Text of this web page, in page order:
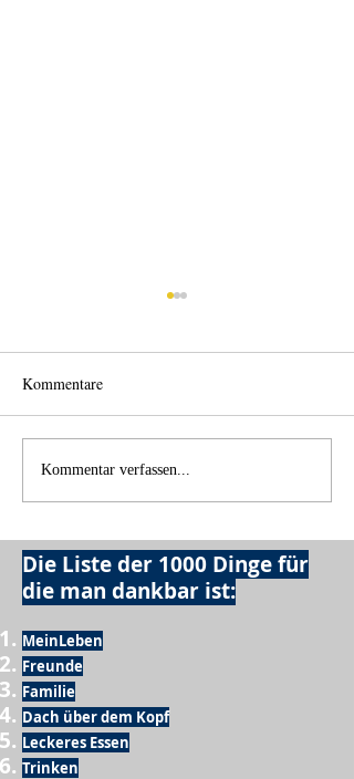
Kommentare
Kommentar verfassen...
Die Liste der 1000 Dinge für
die man dankbar ist:
MeinLeben
Freunde
Familie
Dach über dem Kopf
Leckeres Essen
Trinken